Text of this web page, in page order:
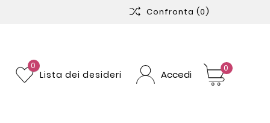
Confronta (0)
0
Lista dei desideri Accedi
0